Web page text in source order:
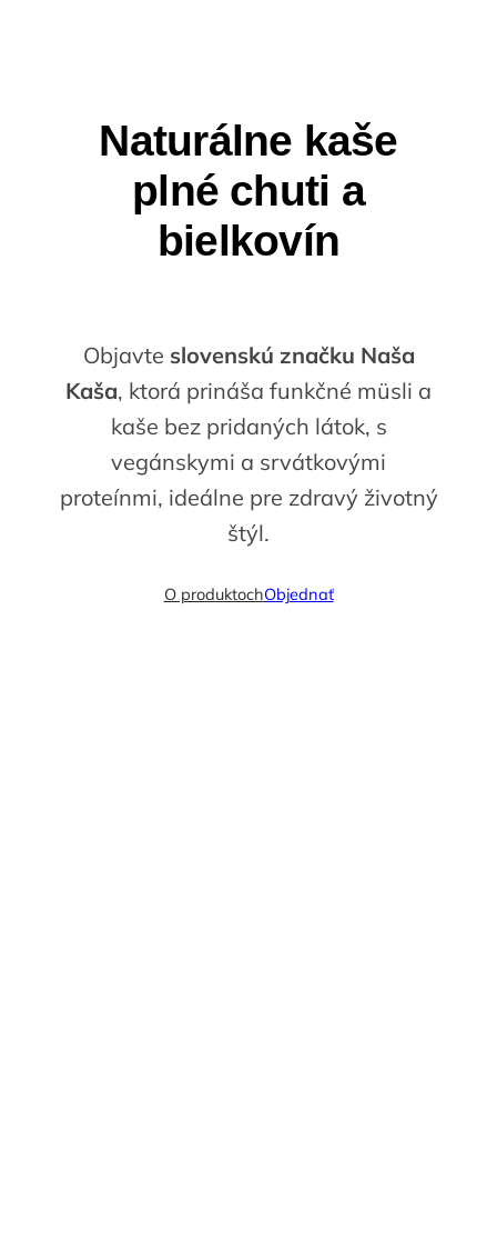
Naturálne kaše
plné chuti a
bielkovín
Objavte slovenskú značku Naša
Kaša, ktorá prináša funkčné müsli a
kaše bez pridaných látok, s
vegánskymi a srvátkovými
proteínmi, ideálne pre zdravý životný
štýl.
O produktochObjednať